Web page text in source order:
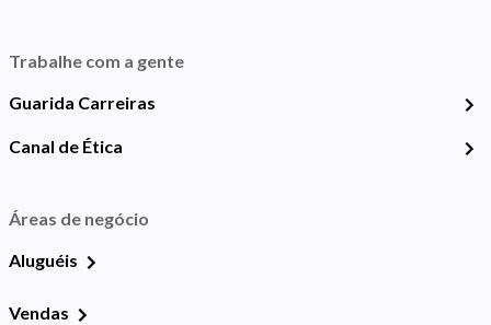
Trabalhe com a gente
Guarida Carreiras
Canal de Ética
Áreas de negócio
Aluguéis
Vendas